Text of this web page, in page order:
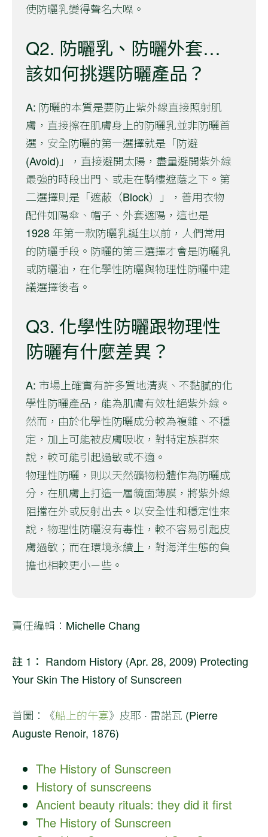
使防曬乳變得聲名大噪。
Q2. 防曬乳、防曬外套…
該如何挑選防曬產品？
A: 防曬的本質是要防止紫外線直接照射肌
膚，直接擦在肌膚身上的防曬乳並非防曬首
選，安全防曬的第一選擇就是「防避
(Avoid)」，直接避開太陽，盡量避開紫外線
最強的時段出門、或走在騎樓遮蔭之下。第
二選擇則是「遮蔽（Block）」，善用衣物
配件如陽傘、帽子、外套遮陽，這也是
1928 年第一款防曬乳誕生以前，人們常用
的防曬手段。防曬的第三選擇才會是防曬乳
或防曬油，在化學性防曬與物理性防曬中建
議選擇後者。
Q3. 化學性防曬跟物理性
防曬有什麼差異？
A: 市場上確實有許多質地清爽、不黏膩的化
學性防曬產品，能為肌膚有效杜絕紫外線。
然而，由於化學性防曬成分較為複雜、不穩
定，加上可能被皮膚吸收，對特定族群來
說，較可能引起過敏或不適。
物理性防曬，則以天然礦物粉體作為防曬成
分，在肌膚上打造一層鏡面薄膜，將紫外線
阻擋在外或反射出去。以安全性和穩定性來
說，物理性防曬沒有毒性，較不容易引起皮
膚過敏；而在環境永續上，對海洋生態的負
擔也相較更小ㄧ些。
責任編輯：Michelle Chang
註 1： Random History (Apr. 28, 2009) Protecting
Your Skin The History of Sunscreen
首圖：《船上的午宴》皮耶 · 雷諾瓦 (Pierre
Auguste Renoir, 1876)
The History of Sunscreen
History of sunscreens
Ancient beauty rituals: they did it first
The History of Sunscreen